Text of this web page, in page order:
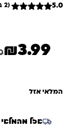
5.0
לקוחות
(2 ביקורות)
המחיר המקורי היה:
₪3.99
המחיר הנוכחי הוא:
המלאי אזל
אזל